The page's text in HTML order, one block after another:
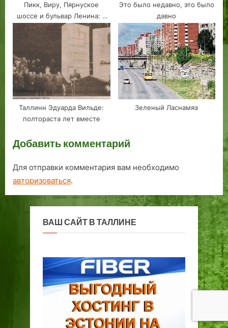
Пикк, Виру, Пярнуское
шоссе и бульвар Ленина: в
поисках самой главной
таллиннской улицы
Это было недавно, это было
давно
Таллинн Эдуарда Вильде:
полтораста лет вместе
Зеленый Ласнамяэ
Добавить комментарий
Для отправки комментария вам необходимо
авторизоваться.
ВАШ САЙТ В ТАЛЛИНЕ